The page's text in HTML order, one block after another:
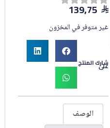
139,75
غير متوفر في المخزون
شارك المنتج
على
الوصف